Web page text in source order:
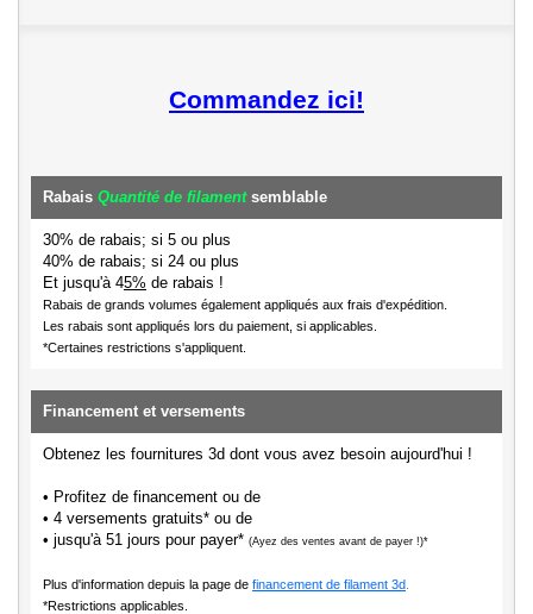
Commandez ici!
Rabais Quantité de filamentsemblable
30% de rabais; si 5 ou plus
40% de rabais; si 24 ou plus
Et jusqu'à 45% de rabais !
Rabais de grands volumes également appliqués aux frais d'expédition.
Les rabais sont appliqués lors du paiement, si applicables.
*Certaines restrictions s'appliquent.
Financement et versements
Obtenez les fournitures 3d dont vous avez besoin aujourd'hui !
• Profitez de financement ou de
• 4 versements gratuits* ou de
• jusqu'à 51 jours pour payer* (Ayez des ventes avant de payer !)*
Plus d'information depuis la page de financement de filament 3d
*Restrictions applicables.